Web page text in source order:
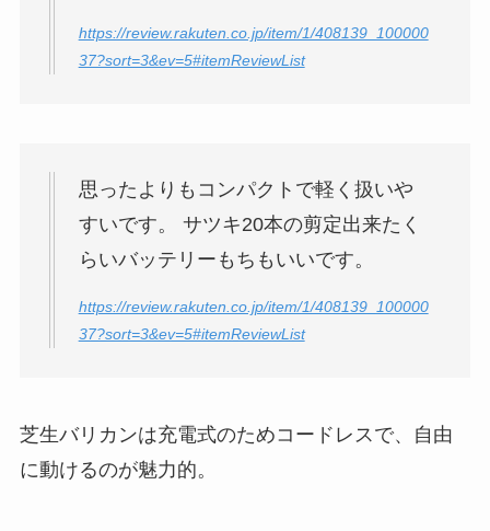
https://review.rakuten.co.jp/item/1/408139_100000
37?sort=3&ev=5#itemReviewList
思ったよりもコンパクトで軽く扱いや
すいです。 サツキ20本の剪定出来たく
らいバッテリーもちもいいです。
https://review.rakuten.co.jp/item/1/408139_100000
37?sort=3&ev=5#itemReviewList
芝生バリカンは充電式のためコードレスで、自由
に動けるのが魅力的。